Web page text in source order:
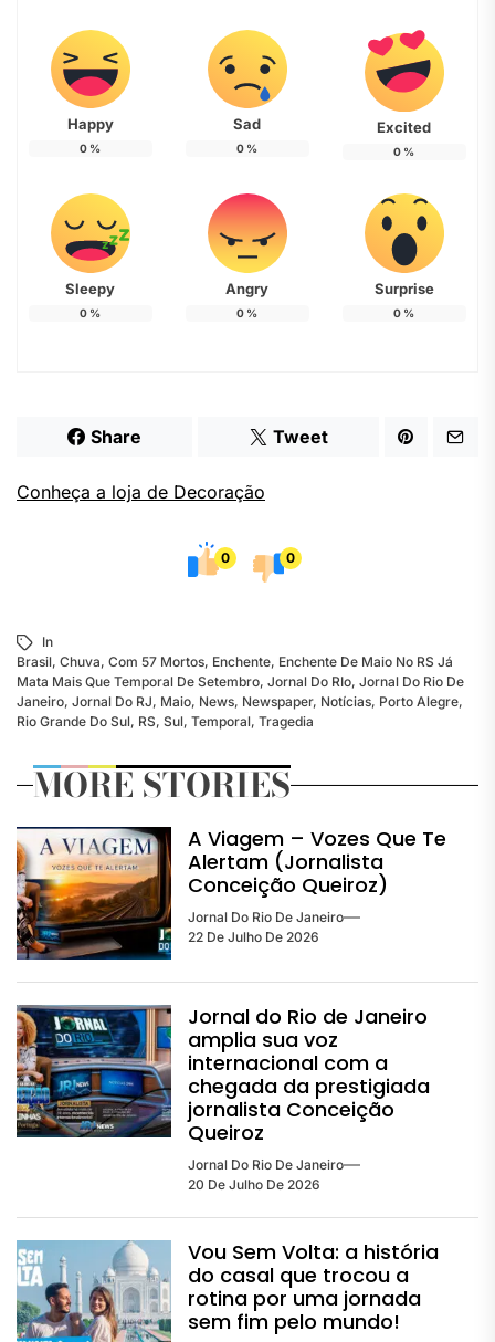
Happy
0 %
Sad
0 %
Excited
0 %
Sleepy
0 %
Angry
0 %
Surprise
0 %
Share Tweet
Conheça a loja de Decoração
0 0
In
Brasil, Chuva, Com 57 Mortos, Enchente, Enchente De Maio No RS Já
Mata Mais Que Temporal De Setembro, Jornal Do RIo, Jornal Do Rio De
Janeiro, Jornal Do RJ, Maio, News, Newspaper, Notícias, Porto Alegre,
Rio Grande Do Sul, RS, Sul, Temporal, Tragedia
MORE STORIES
A Viagem – Vozes Que Te
Alertam (Jornalista
Conceição Queiroz)
Jornal Do Rio De Janeiro
22 De Julho De 2026
Jornal do Rio de Janeiro
amplia sua voz
internacional com a
chegada da prestigiada
jornalista Conceição
Queiroz
Jornal Do Rio De Janeiro
20 De Julho De 2026
Vou Sem Volta: a história
do casal que trocou a
rotina por uma jornada
sem fim pelo mundo!